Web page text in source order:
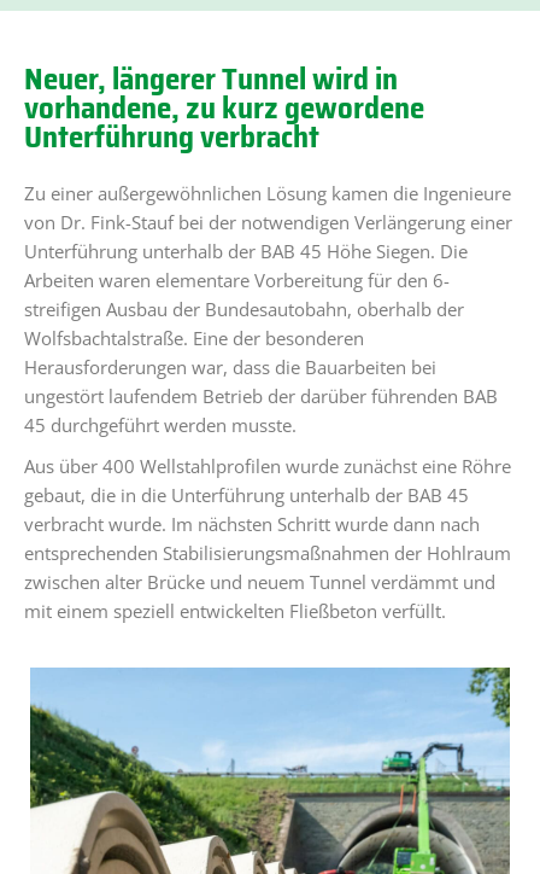
Neuer, längerer Tunnel wird in
vorhandene, zu kurz gewordene
Unterführung verbracht
Zu einer außergewöhnlichen Lösung kamen die Ingenieure
von Dr. Fink-Stauf bei der notwendigen Verlängerung einer
Unterführung unterhalb der BAB 45 Höhe Siegen. Die
Arbeiten waren elementare Vorbereitung für den 6-
streifigen Ausbau der Bundesautobahn, oberhalb der
Wolfsbachtalstraße. Eine der besonderen
Herausforderungen war, dass die Bauarbeiten bei
ungestört laufendem Betrieb der darüber führenden BAB
45 durchgeführt werden musste.
Aus über 400 Wellstahlprofilen wurde zunächst eine Röhre
gebaut, die in die Unterführung unterhalb der BAB 45
verbracht wurde. Im nächsten Schritt wurde dann nach
entsprechenden Stabilisierungsmaßnahmen der Hohlraum
zwischen alter Brücke und neuem Tunnel verdämmt und
mit einem speziell entwickelten Fließbeton verfüllt.